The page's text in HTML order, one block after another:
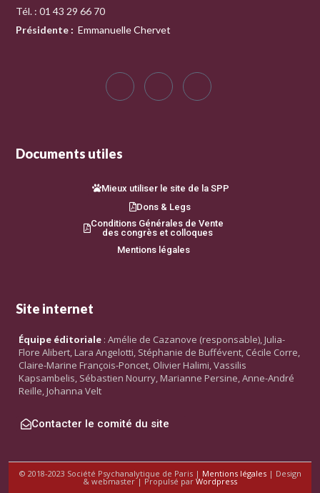
Tél. : 01 43 29 66 70
Présidente : Emmanuelle Chervet
Documents utiles
Mieux utiliser le site de la SPP
Dons & Legs
Conditions Générales de Vente
des congrès et colloques
Mentions légales
Site internet
Équipe éditoriale : Amélie de Cazanove (responsable), Julia-
Flore Alibert, Lara Angelotti, Stéphanie de Buffévent, Cécile Corre,
Claire-Marine François-Poncet, Olivier Halimi, Vassilis
Kapsambelis, Sébastien Nourry, Marianne Persine, Anne-André
Reille, Johanna Velt
Contacter le comité du site
© 2018-2023 Société Psychanalytique de Paris | Mentions légales| Design
& webmaster | Propulsé par Wordpress